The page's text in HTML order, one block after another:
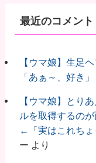
最近のコメント
【ウマ娘】生足
「あぁ～、好き」
【ウマ娘】とり
ルを取得するの
←「実はこれちょ
ー より